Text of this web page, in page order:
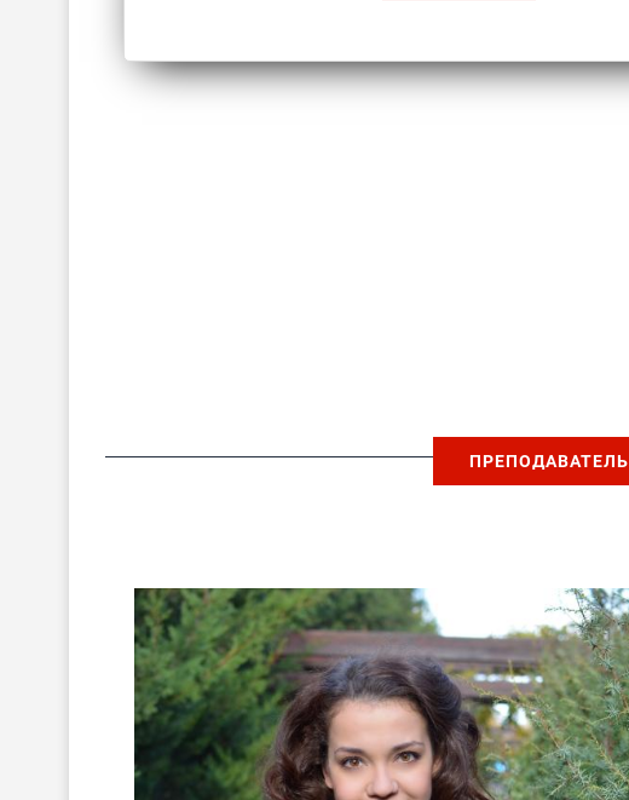
ПРЕПОДАВАТЕЛЬ